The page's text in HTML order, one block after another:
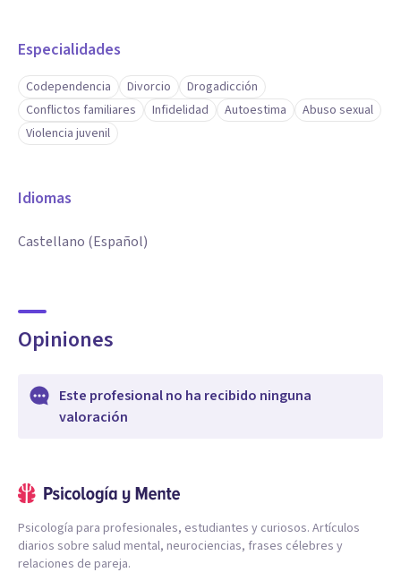
Especialidades
Codependencia Divorcio
Drogadicción
Conflictos familiares
Infidelidad Autoestima
Abuso sexual
Violencia juvenil
Idiomas
Castellano (Español)
Opiniones
Este profesional no ha recibido ninguna
valoración
Psicología para profesionales, estudiantes y curiosos. Artículos
diarios sobre salud mental, neurociencias, frases célebres y
relaciones de pareja.